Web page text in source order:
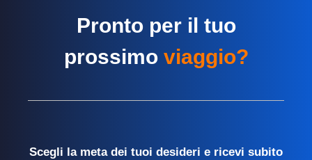
Pronto per il tuo
prossimo viaggio?
Scegli la meta dei tuoi desideri e ricevi subito